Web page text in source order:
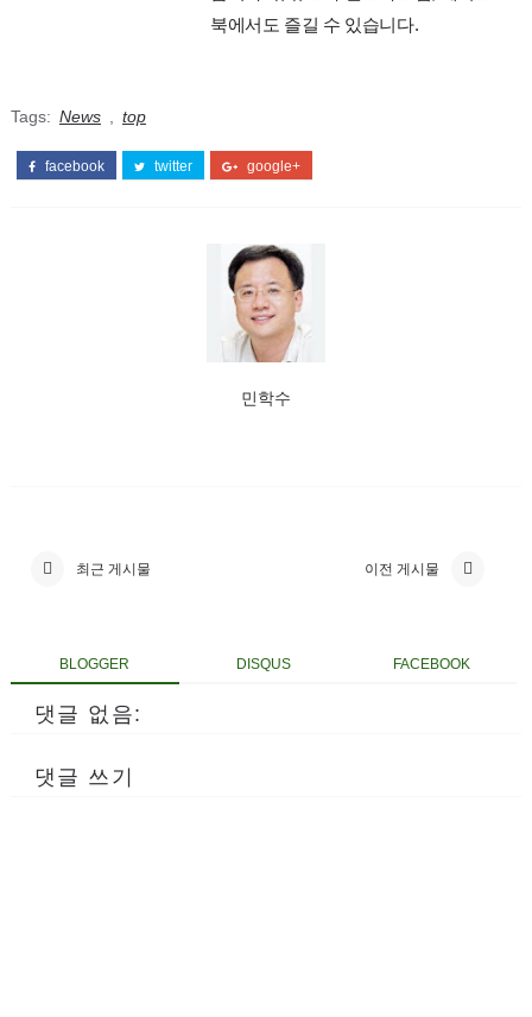
북에서도 즐길 수 있습니다.
Tags: News top
facebook twitter google+
민학수
최근 게시물 이전 게시물
BLOGGER DISQUS FACEBOOK
댓글 없음:
댓글 쓰기